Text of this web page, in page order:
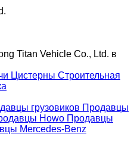
Titan Vehicle Co., Ltd. в
Цистерны Строительная
грузовиков Продавцы
Howo Продавцы
Mercedes-Benz